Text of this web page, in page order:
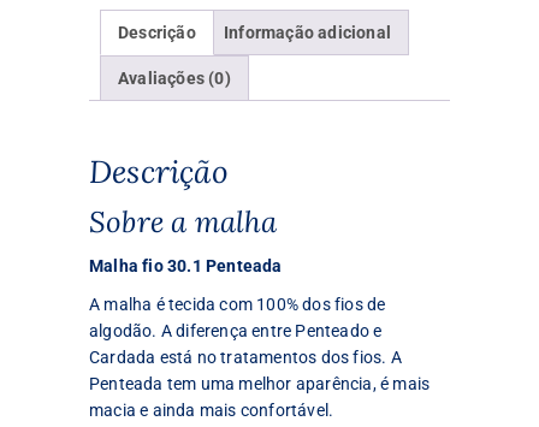
Descrição Informação adicional
Avaliações (0)
Descrição
Sobre a malha
Malha fio 30.1 Penteada
A malha é tecida com 100% dos fios de
algodão. A diferença entre Penteado e
Cardada está no tratamentos dos fios. A
Penteada tem uma melhor aparência, é mais
macia e ainda mais confortável.